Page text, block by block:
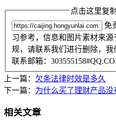
点击这里复
免
习参考，信息和图片素材来
规，请联系我们进行删除，我
联系邮箱：
上一篇： 欠条法律时效是多久
下一篇： 为什么买了理财产品
相关文章